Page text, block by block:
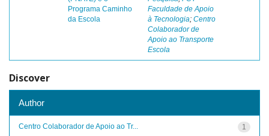
Programa Caminho
da Escola
Faculdade de Apoio
à Tecnologia; Centro
Colaborador de
Apoio ao Transporte
Escola
Discover
Author
1
Centro Colaborador de Apoio ao Tr...